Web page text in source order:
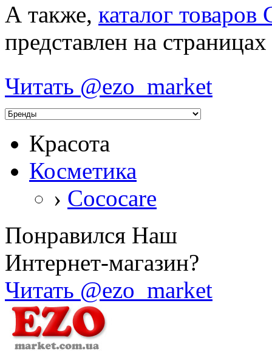
А также, каталог товаров
представлен на
Читать @ezo_market
Красота
Косметика
› Cococare
Понравился Наш
Интернет-магазин?
Читать @ezo_market